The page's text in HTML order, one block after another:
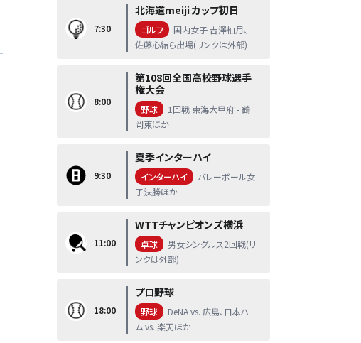
7:30
北海道meiji カップ初日
ゴルフ
国内女子 吉澤柚月、
佐藤心結ら出場(リンクは外部)
8:00
第108回全国高校野球選手
権大会
野球
1回戦 東海大甲府 - 鶴
岡東ほか
9:30
夏季インターハイ
インターハイ
バレーボール女
子決勝ほか
11:00
WTTチャンピオンズ横浜
卓球
男女シングルス2回戦(リ
ンクは外部)
18:00
プロ野球
野球
DeNA vs. 広島、日本ハ
ム vs. 楽天ほか